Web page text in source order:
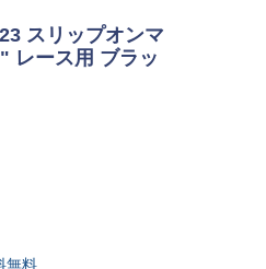
スリップオンマ
レース用 ブラッ
無料